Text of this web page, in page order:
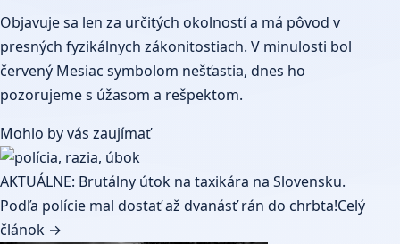
Objavuje sa len za určitých okolností a má pôvod v
presných fyzikálnych zákonitostiach. V minulosti bol
červený Mesiac symbolom nešťastia, dnes ho
pozorujeme s úžasom a rešpektom.
Mohlo by vás zaujímať
AKTUÁLNE: Brutálny útok na taxikára na Slovensku.
Podľa polície mal dostať až dvanásť rán do chrbta!Celý
článok →